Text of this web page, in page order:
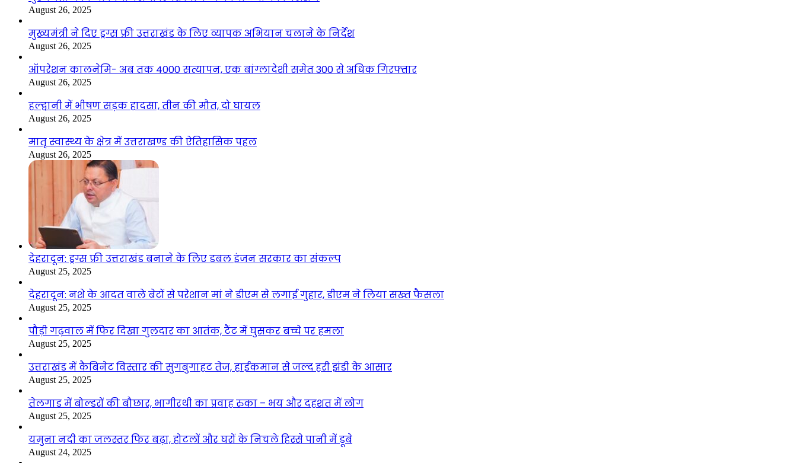
August 26, 2025
मुख्यमंत्री ने दिए ड्रग्स फ्री उत्तराखंड के लिए व्यापक अभियान चलाने के निर्देश
August 26, 2025
ऑपरेशन कालनेमि- अब तक 4000 सत्यापन, एक बांग्लादेशी समेत 300 से अधिक गिरफ्तार
August 26, 2025
हल्द्वानी में भीषण सड़क हादसा, तीन की मौत, दो घायल
August 26, 2025
मातृ स्वास्थ्य के क्षेत्र में उत्तराखण्ड की ऐतिहासिक पहल
August 26, 2025
देहरादून: ड्रग्स फ्री उत्तराखंड बनाने के लिए डबल इंजन सरकार का संकल्प
August 25, 2025
देहरादून: नशे के आदत वाले बेटों से परेशान मां ने डीएम से लगाई गुहार, डीएम ने लिया सख्त फैसला
August 25, 2025
पौड़ी गढ़वाल में फिर दिखा गुलदार का आतंक, टैंट में घुसकर बच्चे पर हमला
August 25, 2025
उत्तराखंड में कैबिनेट विस्तार की सुगबुगाहट तेज, हाईकमान से जल्द हरी झंडी के आसार
August 25, 2025
तेलगाड में बोल्डरों की बौछार, भागीरथी का प्रवाह रुका – भय और दहशत में लोग
August 25, 2025
यमुना नदी का जलस्तर फिर बढ़ा, होटलों और घरों के निचले हिस्से पानी में डूबे
August 24, 2025